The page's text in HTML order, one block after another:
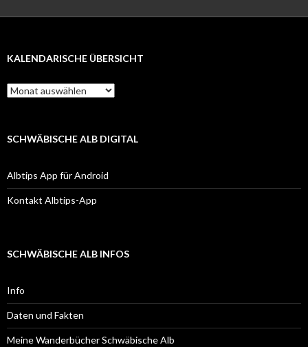
KALENDARISCHE ÜBERSICHT
Kalendarische
Übersicht
SCHWÄBISCHE ALB DIGITAL
Albtips App für Android
Kontakt Albtips-App
SCHWÄBISCHE ALB INFOS
Info
Daten und Fakten
Meine Wanderbücher Schwäbische Alb